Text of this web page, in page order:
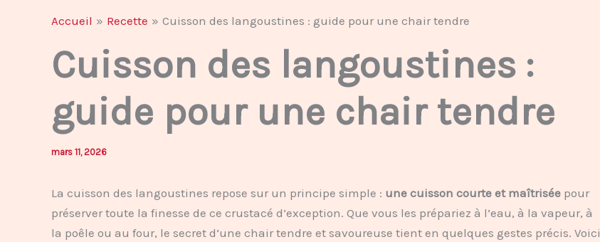
Accueil Recette Cuisson des langoustines : guide pour une chair tendre
Cuisson des langoustines :
guide pour une chair tendre
mars 11, 2026
La cuisson des langoustines repose sur un principe simple : une cuisson courte et maîtrisée pour
préserver toute la finesse de ce crustacé d’exception. Que vous les prépariez à l’eau, à la vapeur, à
la poêle ou au four, le secret d’une chair tendre et savoureuse tient en quelques gestes précis. Voici